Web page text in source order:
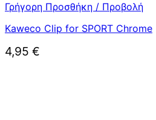
Γρήγορη Προσθήκη / Προβολή
Kaweco Clip for SPORT Chrome
4,95 €